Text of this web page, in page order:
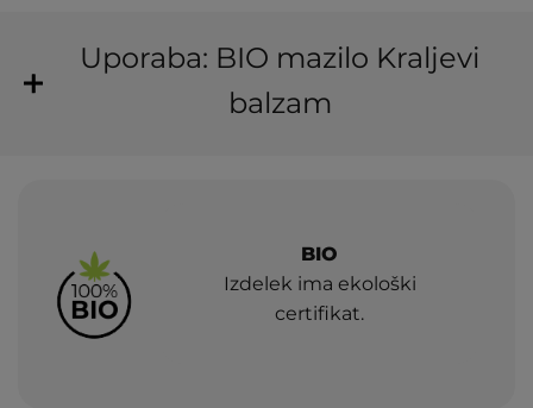
Uporaba: BIO mazilo Kraljevi
balzam
BIO
Izdelek ima ekološki
certifikat.